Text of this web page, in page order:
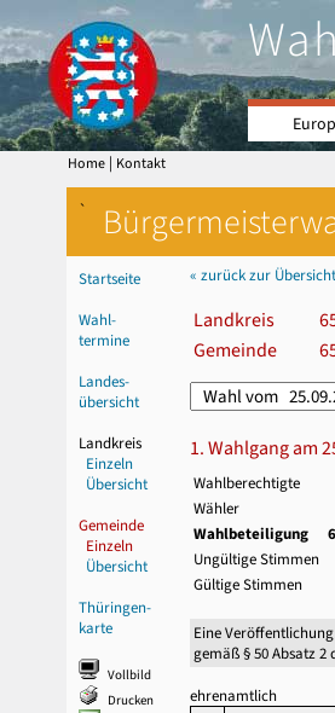
Home | Kontakt
`
Startseite
Wahl-
termine
Landes-
übersicht
Landkreis
Einzeln
Übersicht
Gemeinde
Einzeln
Übersicht
Thüringen-
karte
Vollbild
Drucken
« zurück zur Übersicht
Landkreis
Gemeinde
1. Wahlgang am
Wahlberechtigte
Wähler
Wahlbeteiligung
Ungültige Stimmen
Gültige Stimmen
Eine
gemäß § 50 Absatz
ehrenamtlich